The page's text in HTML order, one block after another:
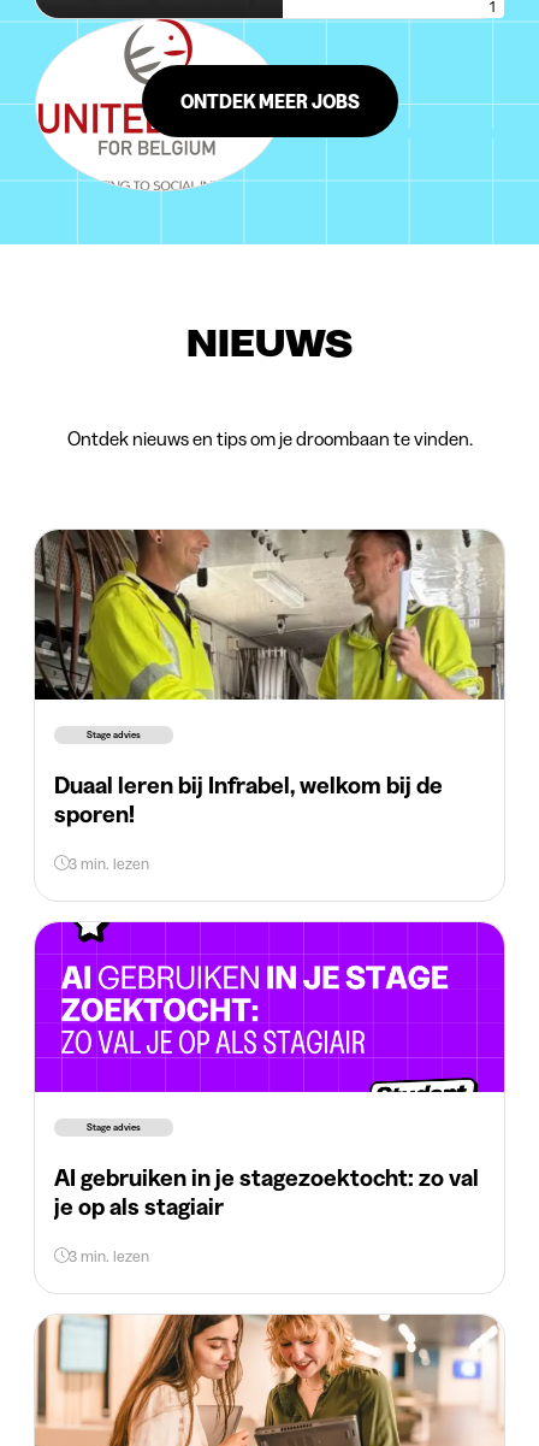
1
ONTDEK MEER JOBS
NIEUWS
Ontdek nieuws en tips om je droombaan te vinden.
Stage advies
Duaal leren bij Infrabel, welkom bij de
sporen!
3 min. lezen
Stage advies
AI gebruiken in je stagezoektocht: zo val
je op als stagiair
3 min. lezen